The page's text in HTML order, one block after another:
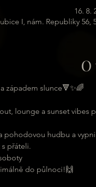
16. 8.
I, nám. Republiky 56,
západem slunce🔻✨🌈
lounge a sunset vibes
pohodovou hudbu a
přáteli.
do půlnoci!🙌